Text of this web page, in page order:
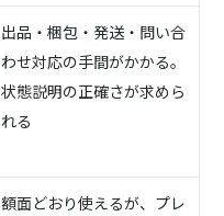
出品・梱包・発送・問い合
わせ対応の手間がかかる。
状態説明の正確さが求めら
れる
額面どおり使えるが、プレ